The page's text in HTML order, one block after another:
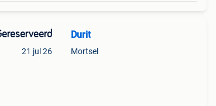
21 jul 26
Durit
Mortsel